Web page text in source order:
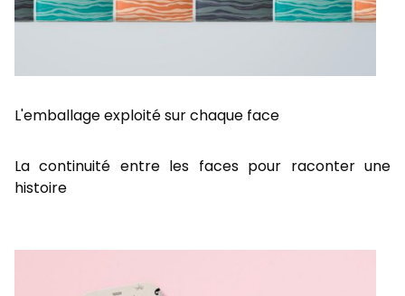
L'emballage exploité sur chaque face
La continuité entre les faces pour raconter une
histoire